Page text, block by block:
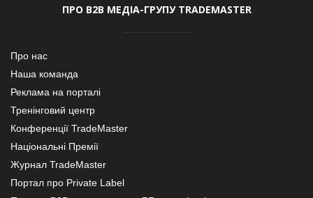
ПРО В2В МЕДІА-ГРУПУ TRADEMASTER
Про нас
Наша команда
Реклама на порталі
Тренінговий центр
Конференції TradeMaster
Національні Премії
Журнал TradeMaster
Портал про Private Label